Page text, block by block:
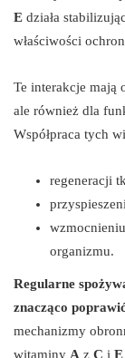
E działa
właściwości
Te interakcje mają
ale również dla
Współpraca tych
regeneracji
organizmu.
Regularne
znacząco
mechanizmy
witaminy A z C i E